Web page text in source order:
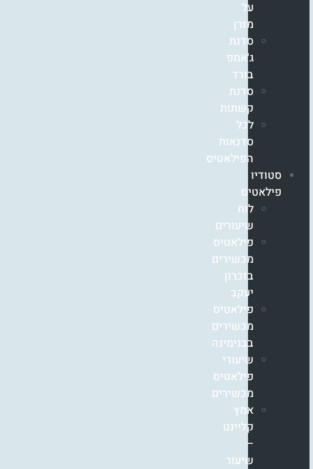
על
מזרן
סדנת
ג'אמפ
בורד
סדנת
קשתות
לכל
סדנאות
הפילאטיס
סטודיו
פילאטיס
לוח
שיעורים
פילאטיס
מכשירים
בזכרון
יעקב
פילאטיס
מכשירים
בבנימינה
שיעורי
פילאטיס
מכשירים
אמץ
קליינט
–
שיעור